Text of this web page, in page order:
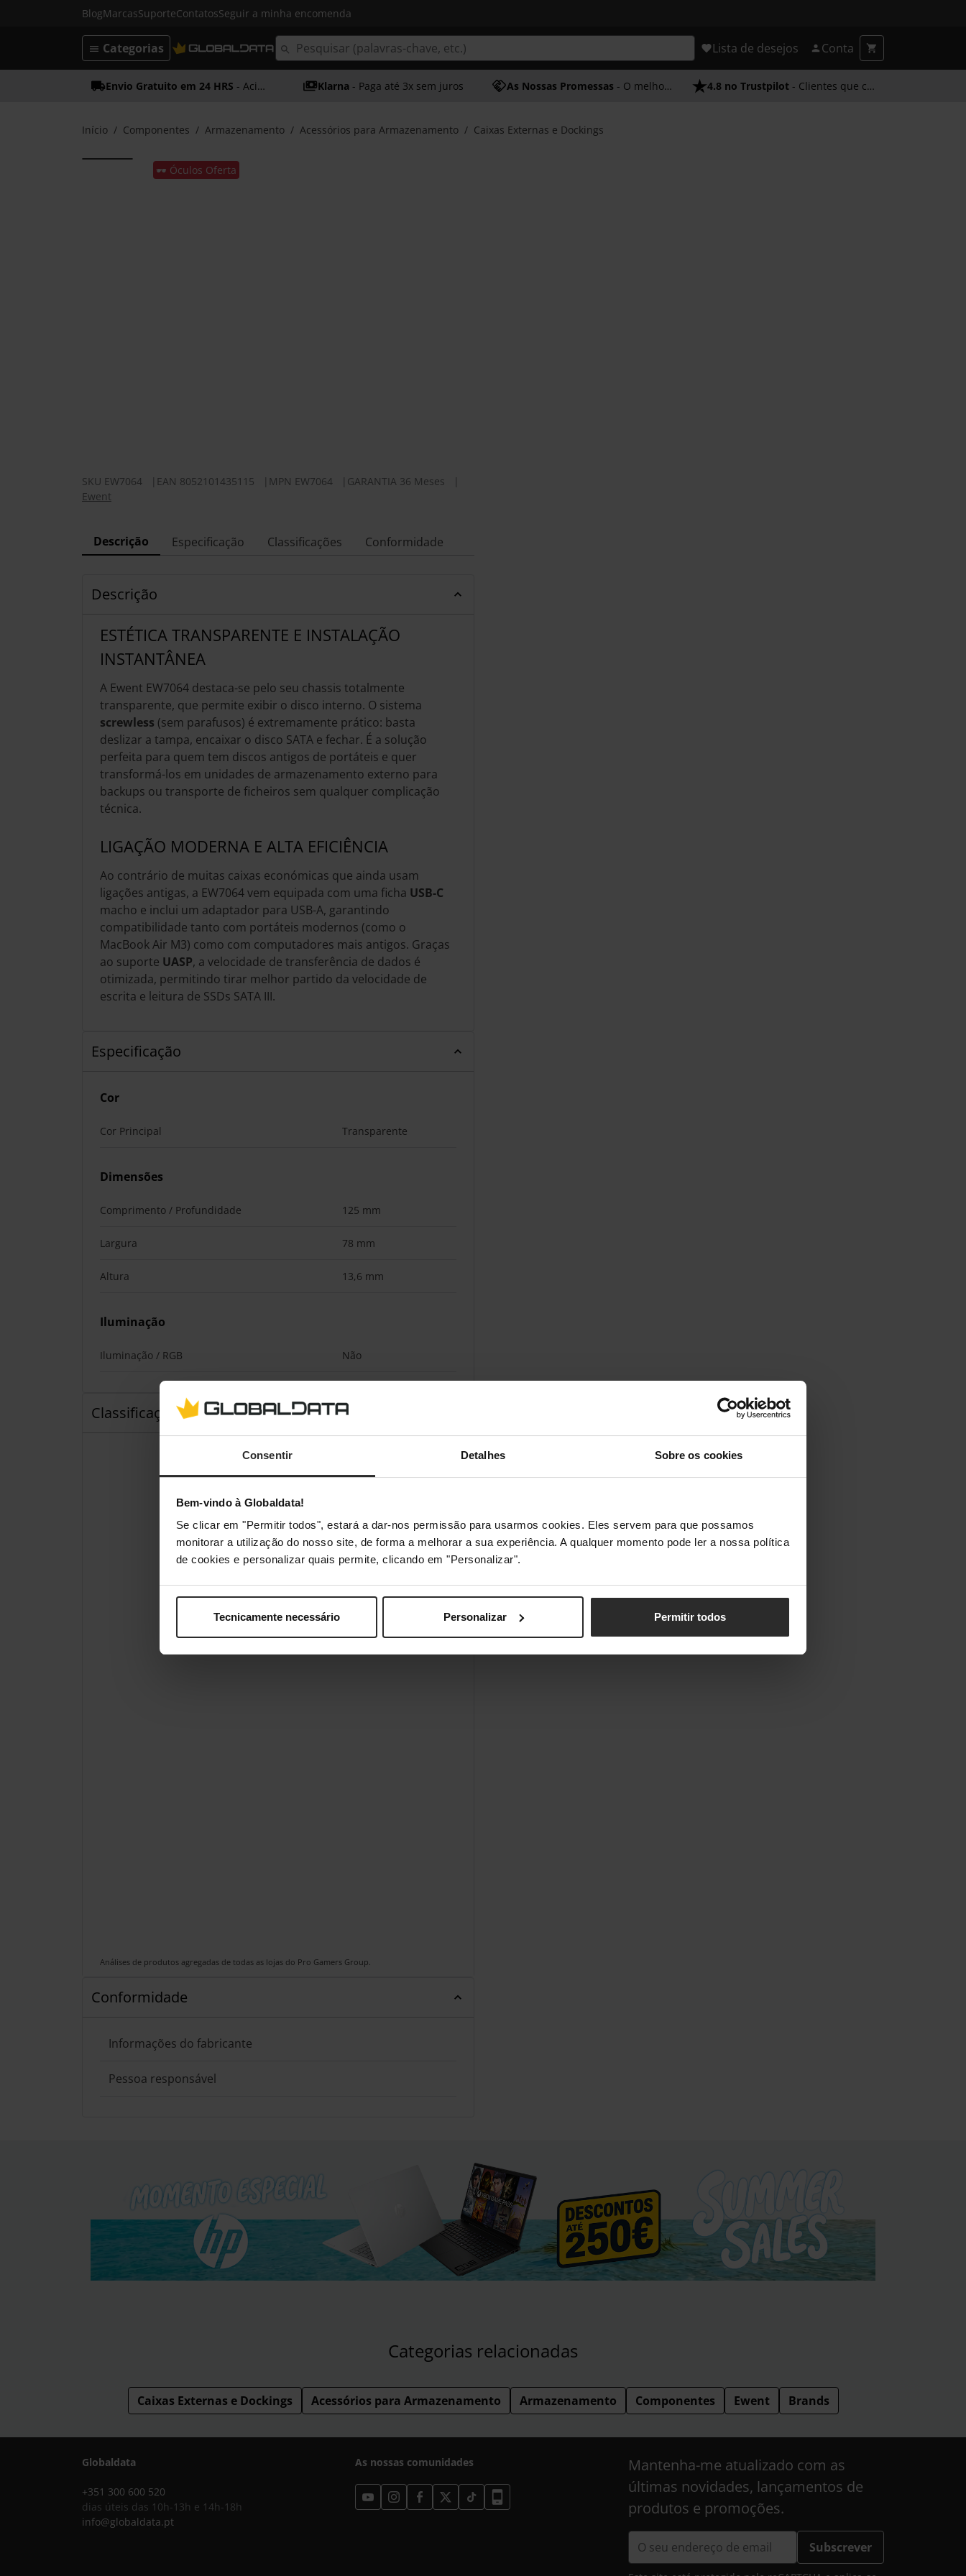
Consentir Detalhes Sobre os cookies
Bem-vindo à Globaldata!
Se clicar em "Permitir todos", estará a dar-nos permissão para usarmos cookies. Eles servem para que possamos
monitorar a utilização do nosso site, de forma a melhorar a sua experiência. A qualquer momento pode ler a nossa política
de cookies e personalizar quais permite, clicando em "Personalizar".
Tecnicamente necessário Personalizar Permitir todos
BlogMarcasSuporteContatosSeguir a minha encomenda
Lista de desejos Conta
Categorias
Envio Gratuito em 24 HRS - Acima dos 50€ Klarna - Paga até 3x sem juros As Nossas Promessas - O melhor atendimento 4.8 no Trustpilot - Clientes que confiam em nós
Início Componentes Armazenamento Acessórios para Armazenamento Caixas Externas e Dockings
🕶️ Óculos Oferta
SKU EW7064 EAN 8052101435115 MPN EW7064 GARANTIA 36 Meses
Ewent
Descrição Especificação Classificações Conformidade
Descrição
ESTÉTICA TRANSPARENTE E INSTALAÇÃO
INSTANTÂNEA
A Ewent EW7064 destaca-se pelo seu chassis totalmente
transparente, que permite exibir o disco interno. O sistema
screwless (sem parafusos) é extremamente prático: basta
deslizar a tampa, encaixar o disco SATA e fechar. É a solução
perfeita para quem tem discos antigos de portáteis e quer
transformá-los em unidades de armazenamento externo para
backups ou transporte de ficheiros sem qualquer complicação
técnica.
LIGAÇÃO MODERNA E ALTA EFICIÊNCIA
Ao contrário de muitas caixas económicas que ainda usam
ligações antigas, a EW7064 vem equipada com uma ficha USB-C
macho e inclui um adaptador para USB-A, garantindo
compatibilidade tanto com portáteis modernos (como o
MacBook Air M3) como com computadores mais antigos. Graças
ao suporte UASP, a velocidade de transferência de dados é
otimizada, permitindo tirar melhor partido da velocidade de
escrita e leitura de SSDs SATA III.
Especificação
Cor
Cor Principal Transparente
Dimensões
Comprimento / Profundidade 125 mm
Largura 78 mm
Altura 13,6 mm
Iluminação
Iluminação / RGB Não
Classificações
Análises de produtos agregadas de todas as lojas do Pro Gamers Group.
Conformidade
Informações do fabricante
Pessoa responsável
Categorias relacionadas
Caixas Externas e Dockings Acessórios para Armazenamento Armazenamento Componentes Ewent Brands
Globaldata
+351 300 600 520
dias úteis das 10h-13h e 14h-18h
info@globaldata.pt
As nossas comunidades
Mantenha-me atualizado com as
últimas novidades, lançamentos de
produtos e promoções.
Subscrever